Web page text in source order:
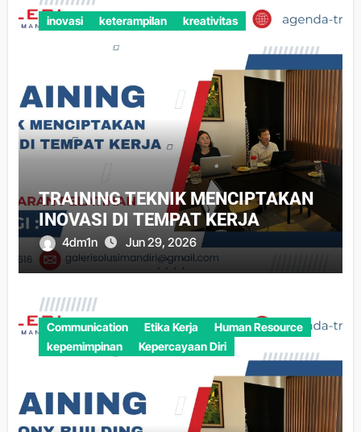
inovasi keterampilan kreativitas
TRAINING TEKNIK MENCIPTAKAN
INOVASI DI TEMPAT KERJA
4dm1n Jun 29, 2026
Communication Etika Kerja
Human Resource
kepemimpinan
Kepercayaan Diri